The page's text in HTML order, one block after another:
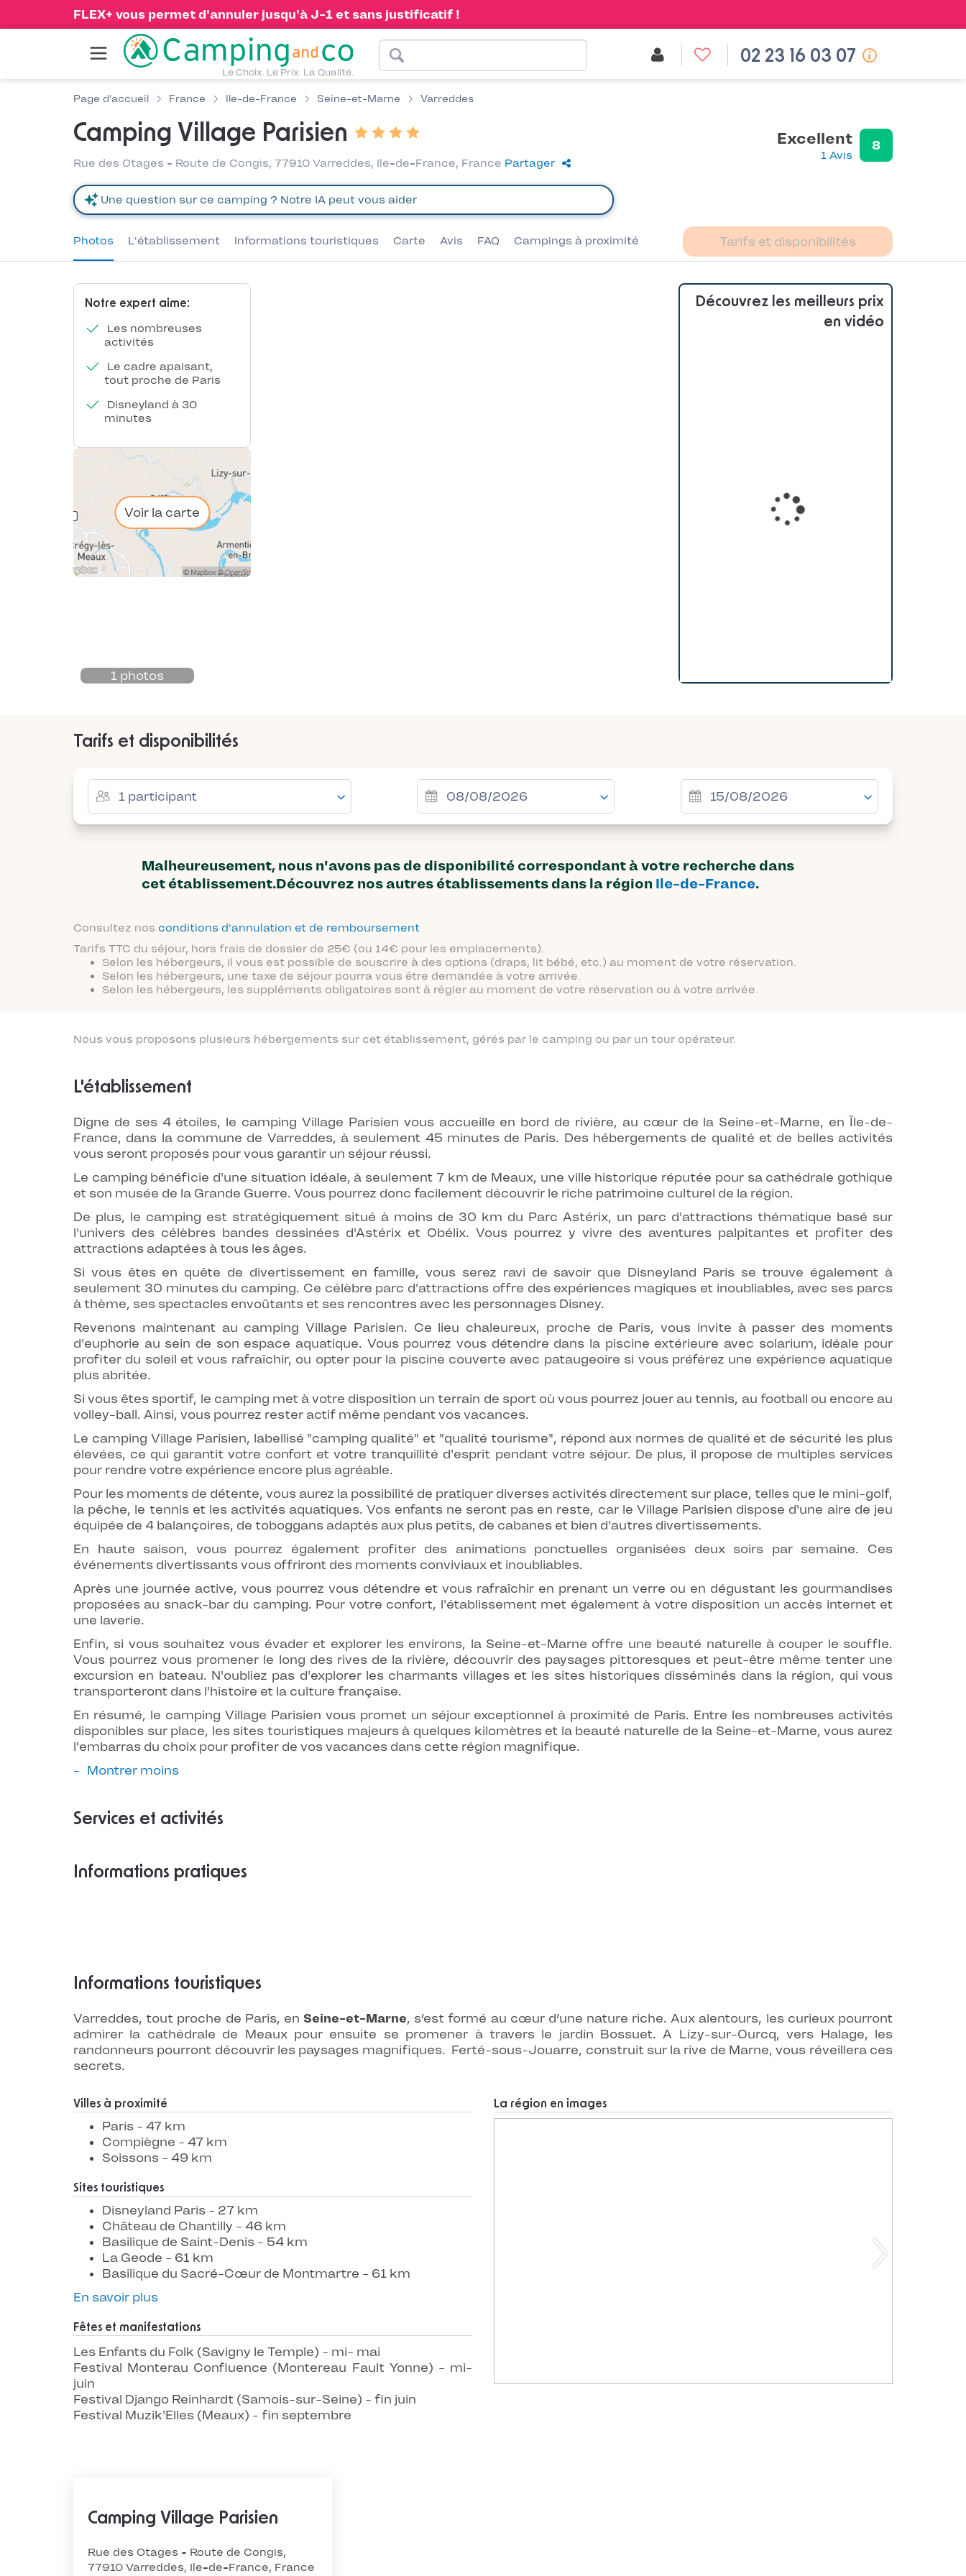
FLEX+ vous permet d'annuler jusqu'à J-1 et sans justificatif !
Le Choix. Le Prix. La Qualité.
02 23 16 03 07
Page d'accueil France Ile-de-France Seine-et-Marne Varreddes
Camping Village Parisien
Rue des Otages - Route de Congis, 77910 Varreddes, Ile-de-France, France Partager
Excellent
1 Avis
8
Photos L'établissement Informations touristiques Carte Avis FAQ Campings à proximité Tarifs et disponibilités
Notre expert aime:
Les nombreuses
activités
Le cadre apaisant,
tout proche de Paris
Disneyland à 30
minutes
Voir la carte
1 photos
Découvrez les meilleurs prix
en vidéo
Tarifs et disponibilités
Malheureusement, nous n'avons pas de disponibilité correspondant à votre recherche dans
cet établissement.Découvrez nos autres établissements dans la région Ile-de-France.
Consultez nos conditions d'annulation et de remboursement
Tarifs TTC du séjour, hors frais de dossier de 25€ (ou 14€ pour les emplacements).
Selon les hébergeurs, il vous est possible de souscrire à des options (draps, lit bébé, etc.) au moment de votre réservation.
Selon les hébergeurs, une taxe de séjour pourra vous être demandée à votre arrivée.
Selon les hébergeurs, les suppléments obligatoires sont à régler au moment de votre réservation ou à votre arrivée.
Nous vous proposons plusieurs hébergements sur cet établissement, gérés par le camping ou par un tour opérateur.
L'établissement
Digne de ses 4 étoiles, le camping Village Parisien vous accueille en bord de rivière, au cœur de la Seine-et-Marne, en Île-de-
France, dans la commune de Varreddes, à seulement 45 minutes de Paris. Des hébergements de qualité et de belles activités
vous seront proposés pour vous garantir un séjour réussi.
Le camping bénéficie d'une situation idéale, à seulement 7 km de Meaux, une ville historique réputée pour sa cathédrale gothique
et son musée de la Grande Guerre. Vous pourrez donc facilement découvrir le riche patrimoine culturel de la région.
De plus, le camping est stratégiquement situé à moins de 30 km du Parc Astérix, un parc d'attractions thématique basé sur
l'univers des célèbres bandes dessinées d'Astérix et Obélix. Vous pourrez y vivre des aventures palpitantes et profiter des
attractions adaptées à tous les âges.
Si vous êtes en quête de divertissement en famille, vous serez ravi de savoir que Disneyland Paris se trouve également à
seulement 30 minutes du camping. Ce célèbre parc d'attractions offre des expériences magiques et inoubliables, avec ses parcs
à thème, ses spectacles envoûtants et ses rencontres avec les personnages Disney.
Revenons maintenant au camping Village Parisien. Ce lieu chaleureux, proche de Paris, vous invite à passer des moments
d'euphorie au sein de son espace aquatique. Vous pourrez vous détendre dans la piscine extérieure avec solarium, idéale pour
profiter du soleil et vous rafraîchir, ou opter pour la piscine couverte avec pataugeoire si vous préférez une expérience aquatique
plus abritée.
Si vous êtes sportif, le camping met à votre disposition un terrain de sport où vous pourrez jouer au tennis, au football ou encore au
volley-ball. Ainsi, vous pourrez rester actif même pendant vos vacances.
Le camping Village Parisien, labellisé "camping qualité" et "qualité tourisme", répond aux normes de qualité et de sécurité les plus
élevées, ce qui garantit votre confort et votre tranquillité d'esprit pendant votre séjour. De plus, il propose de multiples services
pour rendre votre expérience encore plus agréable.
Pour les moments de détente, vous aurez la possibilité de pratiquer diverses activités directement sur place, telles que le mini-golf,
la pêche, le tennis et les activités aquatiques. Vos enfants ne seront pas en reste, car le Village Parisien dispose d'une aire de jeu
équipée de 4 balançoires, de toboggans adaptés aux plus petits, de cabanes et bien d'autres divertissements.
En haute saison, vous pourrez également profiter des animations ponctuelles organisées deux soirs par semaine. Ces
événements divertissants vous offriront des moments conviviaux et inoubliables.
Après une journée active, vous pourrez vous détendre et vous rafraîchir en prenant un verre ou en dégustant les gourmandises
proposées au snack-bar du camping. Pour votre confort, l'établissement met également à votre disposition un accès internet et
une laverie.
Enfin, si vous souhaitez vous évader et explorer les environs, la Seine-et-Marne offre une beauté naturelle à couper le souffle.
Vous pourrez vous promener le long des rives de la rivière, découvrir des paysages pittoresques et peut-être même tenter une
excursion en bateau. N'oubliez pas d'explorer les charmants villages et les sites historiques disséminés dans la région, qui vous
transporteront dans l'histoire et la culture française.
En résumé, le camping Village Parisien vous promet un séjour exceptionnel à proximité de Paris. Entre les nombreuses activités
disponibles sur place, les sites touristiques majeurs à quelques kilomètres et la beauté naturelle de la Seine-et-Marne, vous aurez
l'embarras du choix pour profiter de vos vacances dans cette région magnifique.
Montrer moins
Services et activités
Informations pratiques
Informations touristiques
Varreddes, tout proche de Paris, en Seine-et-Marne, s’est formé au cœur d’une nature riche. Aux alentours, les curieux pourront
admirer la cathédrale de Meaux pour ensuite se promener à travers le jardin Bossuet. A Lizy-sur-Ourcq, vers Halage, les
randonneurs pourront découvrir les paysages magnifiques. Ferté-sous-Jouarre, construit sur la rive de Marne, vous réveillera ces
secrets.
Villes à proximité
Paris - 47 km
Compiègne - 47 km
Soissons - 49 km
Sites touristiques
Disneyland Paris - 27 km
Château de Chantilly - 46 km
Basilique de Saint-Denis - 54 km
La Geode - 61 km
Basilique du Sacré-Cœur de Montmartre - 61 km
En savoir plus
Fêtes et manifestations
Les Enfants du Folk (Savigny le Temple) - mi- mai
Festival Monterau Confluence (Montereau Fault Yonne) - mi-
juin
Festival Django Reinhardt (Samois-sur-Seine) - fin juin
Festival Muzik'Elles (Meaux) - fin septembre
La région en images
Camping Village Parisien
Rue des Otages - Route de Congis,
77910 Varreddes, Ile-de-France, France